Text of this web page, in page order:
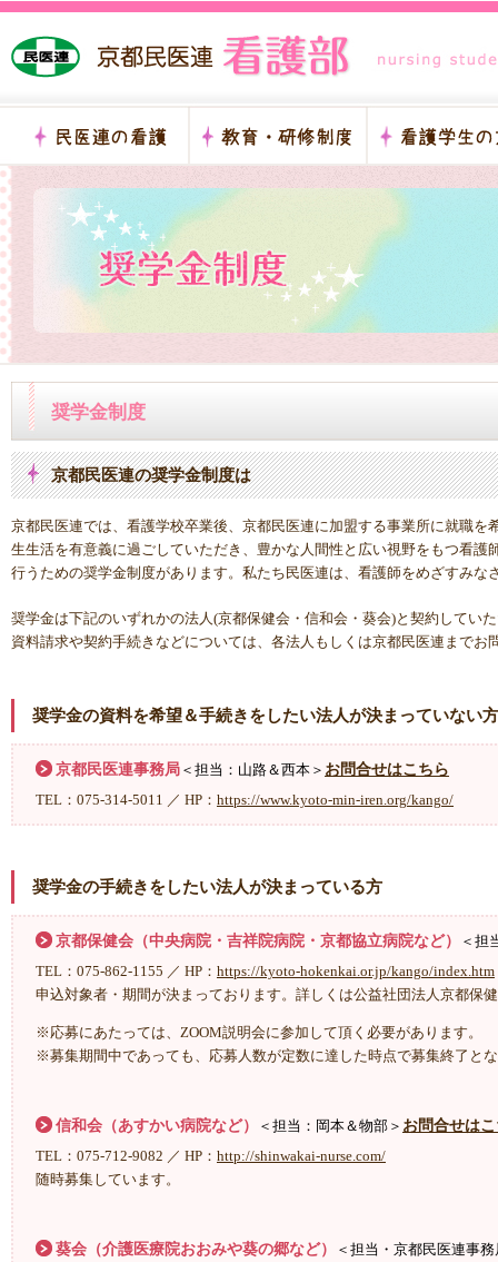
奨学金制度
京都民医連の奨学金制度は
京都民医連では、看護学校卒業後、京都民医連に加盟する事業所に就職を
生生活を有意義に過ごしていただき、豊かな人間性と広い視野をもつ看護
行うための奨学金制度があります。私たち民医連は、看護師をめざすみな
奨学金は下記のいずれかの法人(京都保健会・信和会・葵会)と契約してい
資料請求や契約手続きなどについては、各法人もしくは京都民医連までお
奨学金の資料を希望＆手続きをしたい法人が決まっていない方
京都民医連事務局 ＜担当：山路＆西本＞ お問合せはこちら
TEL：075-314-5011 ／ HP： https://www.kyoto-min-iren.org/kango/
奨学金の手続きをしたい法人が決まっている方
京都保健会（中央病院・吉祥院病院・京都協立病院など）
＜担
TEL：075-862-1155 ／ HP： https://kyoto-hokenkai.or.jp/kango/index.htm
申込対象者・期間が決まっております。詳しくは公益社団法人京都保
※応募にあたっては、ZOOM説明会に参加して頂く必要があります。
※募集期間中であっても、応募人数が定数に達した時点で募集終了と
信和会（あすかい病院など） ＜担当：岡本＆物部＞ お問合せは
TEL：075-712-9082 ／ HP： http://shinwakai-nurse.com/
随時募集しています。
葵会（介護医療院おおみや葵の郷など）
＜担当・京都民医連事